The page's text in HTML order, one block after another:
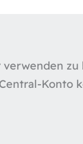
zu
Konto